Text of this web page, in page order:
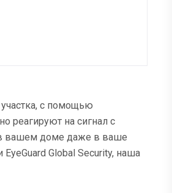
с помощью
реагируют на сигнал с
в вашем доме даже в ваше
Global Security, наша